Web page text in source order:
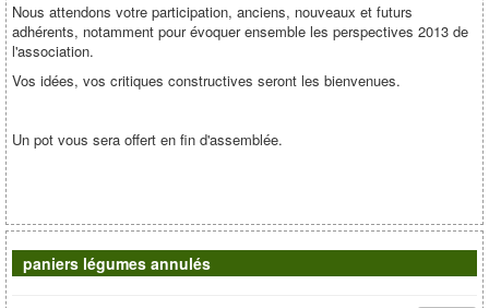
Nous attendons votre participation, anciens, nouveaux et futurs
adhérents, notamment pour évoquer ensemble les perspectives 2013 de
l'association.
Vos idées, vos critiques constructives seront les bienvenues.
Un pot vous sera offert en fin d'assemblée.
paniers légumes annulés